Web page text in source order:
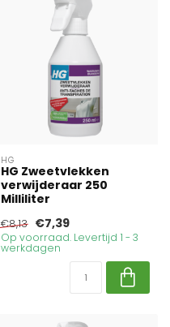
HG
HG Zweetvlekken
verwijderaar 250
Milliliter
€8,13 €7,39
Op voorraad. Levertijd 1 - 3
werkdagen